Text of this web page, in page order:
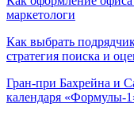
маркетологи
Как выбрать
стратегия поиска и
Гран-при Бахрейна и
календаря «Формулы-